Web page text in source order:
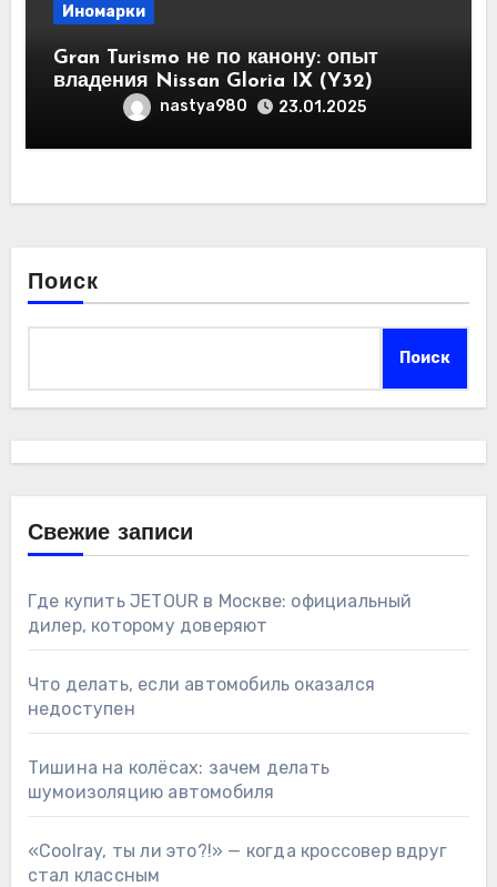
Иномарки
Gran Turismo не по канону: опыт
владения Nissan Gloria IX (Y32)
nastya980 23.01.2025
Поиск
Поиск
Свежие записи
Где купить JETOUR в Москве: официальный
дилер, которому доверяют
Что делать, если автомобиль оказался
недоступен
Тишина на колёсах: зачем делать
шумоизоляцию автомобиля
«Coolray, ты ли это?!» — когда кроссовер вдруг
стал классным